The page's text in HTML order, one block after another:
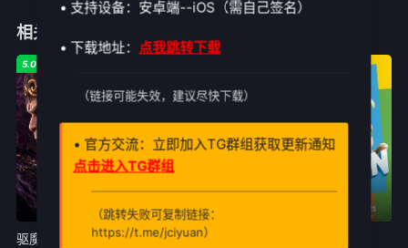
相关推荐
5.0
驱魔录 燃比娃
• 支持设备：安卓端--iOS（需自己签名）
• 下载地址： 点我跳转下载
（链接可能失效，建议尽快下载）
• 官方交流：立即加入TG群组获取更新通知
点击进入TG群组
（跳转失败可复制链接：
https://t.me/jciyuan）